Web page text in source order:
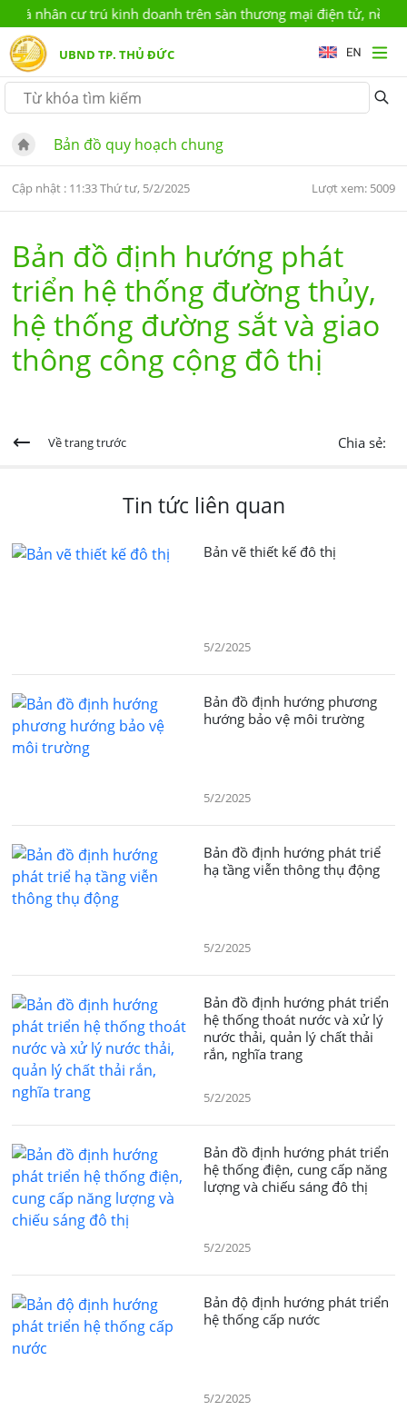
cá nhân cư trú kinh doanh trên sàn thương mại điện tử, nền
UBND TP. THỦ ĐỨC
Bản đồ quy hoạch chung
Cập nhật : 11:33 Thứ tư, 5/2/2025 Lượt xem: 5009
Bản đồ định hướng phát
triển hệ thống đường thủy,
hệ thống đường sắt và giao
thông công cộng đô thị
Về trang trước Chia sẻ:
Tin tức liên quan
Bản vẽ thiết kế đô thị
5/2/2025
Bản đồ định hướng phương
hướng bảo vệ môi trường
5/2/2025
Bản đồ định hướng phát triể
hạ tầng viễn thông thụ động
5/2/2025
Bản đồ định hướng phát triển
hệ thống thoát nước và xử lý
nước thải, quản lý chất thải
rắn, nghĩa trang
5/2/2025
Bản đồ định hướng phát triển
hệ thống điện, cung cấp năng
lượng và chiếu sáng đô thị
5/2/2025
Bản độ định hướng phát triển
hệ thống cấp nước
5/2/2025